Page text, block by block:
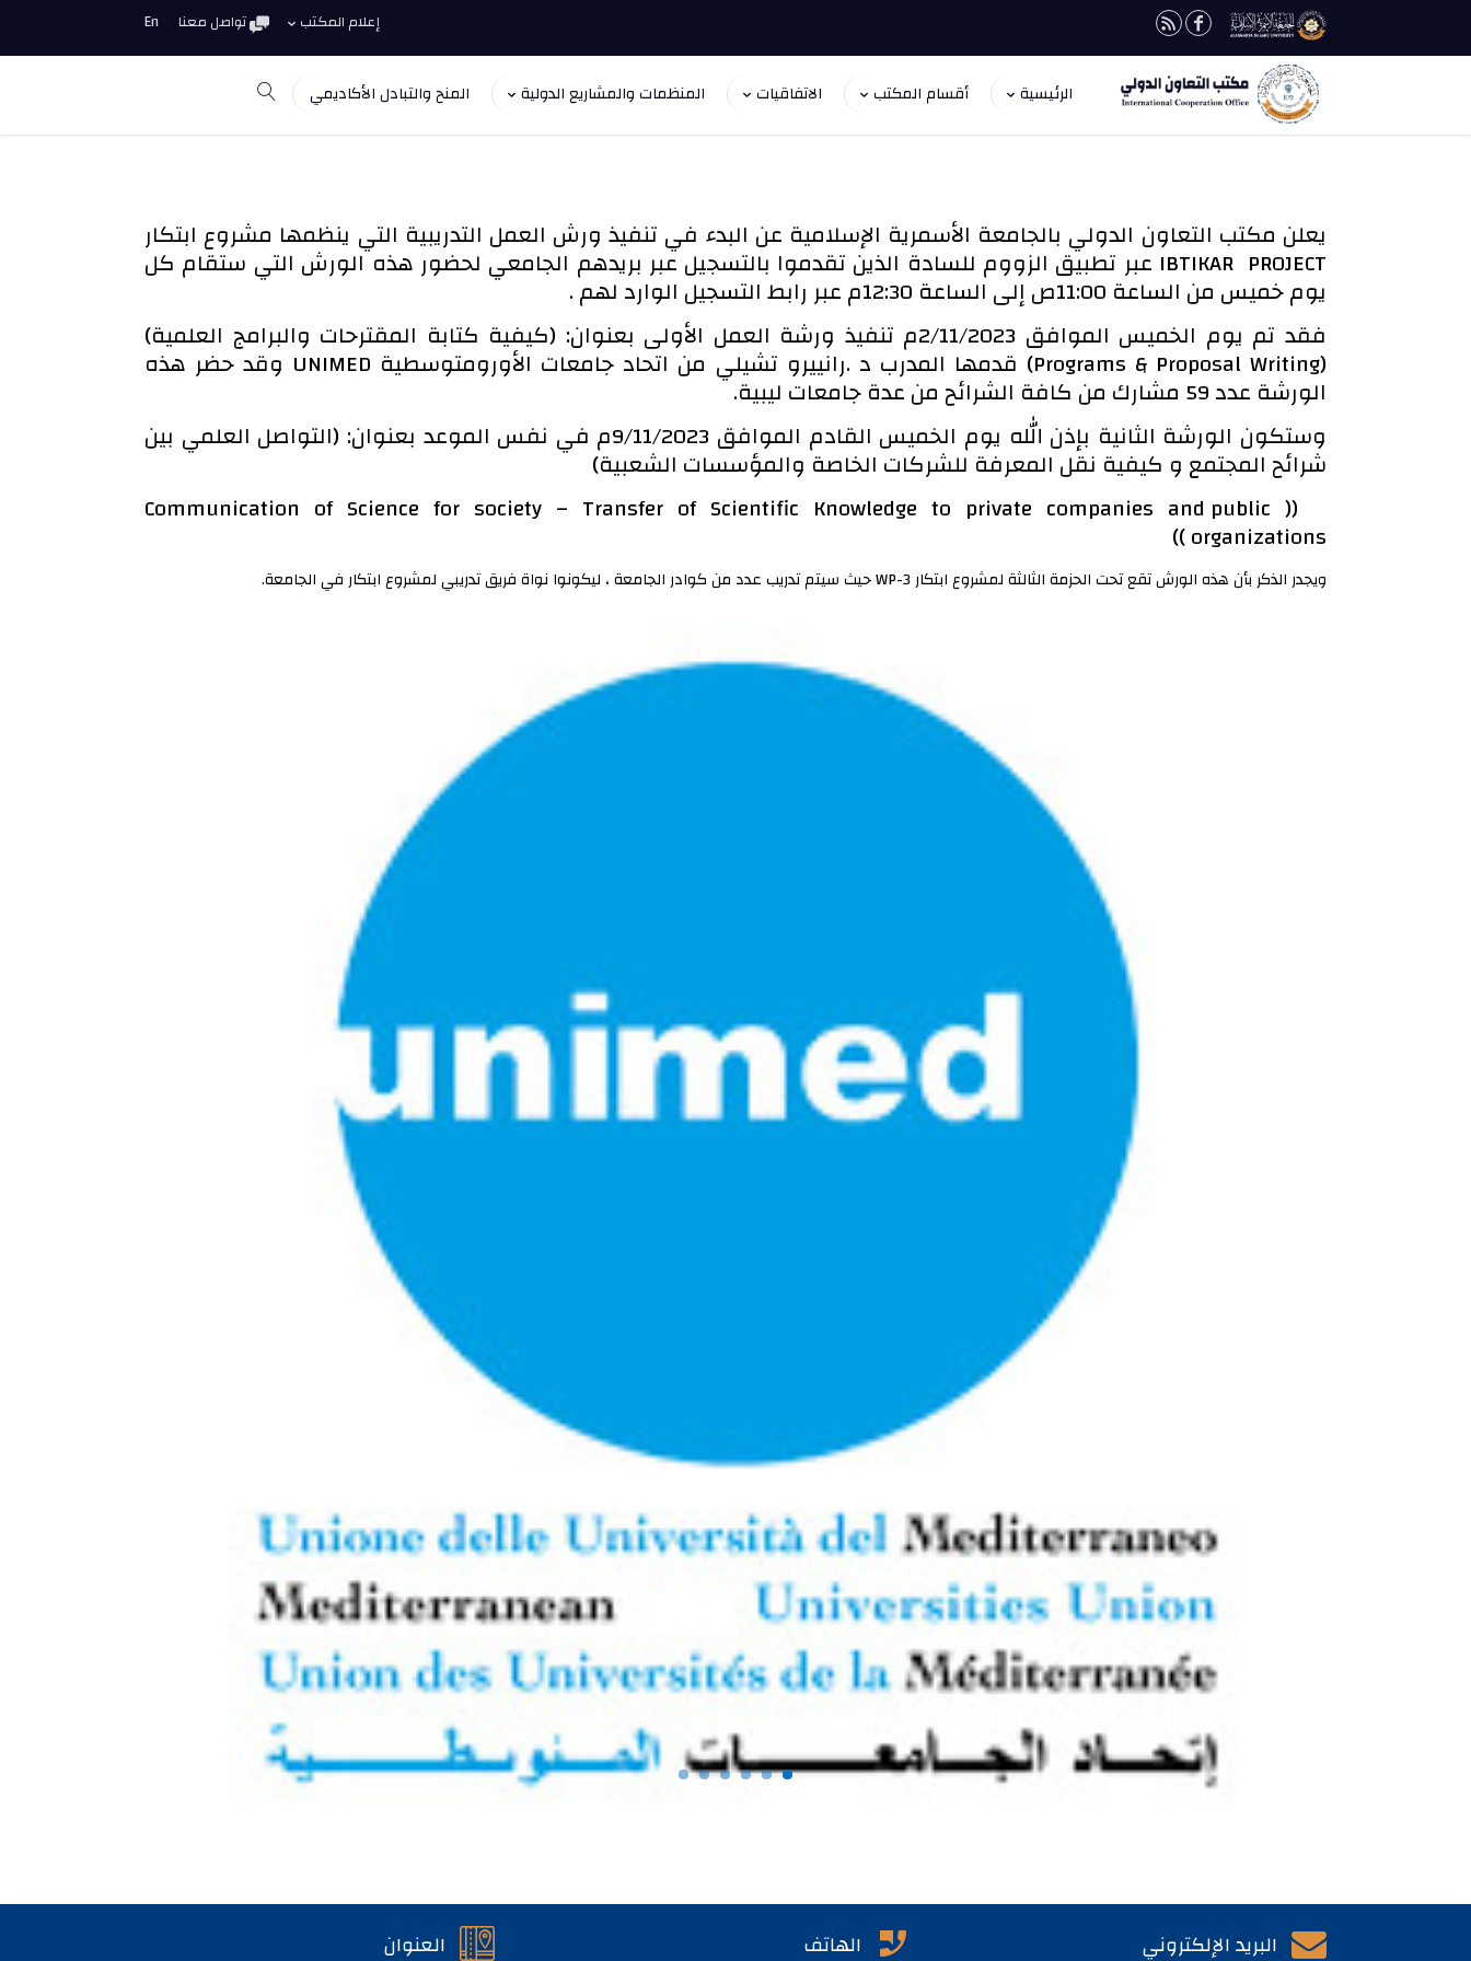
إعلام المكتب تواصل معنا En
الرئيسية أقسام المكتب الاتفاقيات المنظمات والمشاريع الدولية المنح والتبادل الأكاديمي
يعلن مكتب التعاون الدولي بالجامعة الأسمرية الإسلامية عن البدء في تنفيذ ورش العمل التدريبية التي ينظمها مشروع ابتكار
IBTIKAR PROJECT عبر تطبيق الزووم للسادة الذين تقدموا بالتسجيل عبر بريدهم الجامعي لحضور هذه الورش التي ستقام كل
يوم خميس من الساعة 11:00ص إلى الساعة 12:30م عبر رابط التسجيل الوارد لهم .
فقد تم يوم الخميس الموافق 2/11/2023م تنفيذ ورشة العمل الأولى بعنوان: (كيفية كتابة المقترحات والبرامج العلمية)
(Programs & Proposal Writing) قدمها المدرب د .رانييرو تشيلي من اتحاد جامعات الأورومتوسطية UNIMED وقد حضر هذه
الورشة عدد 59 مشارك من كافة الشرائح من عدة جامعات ليبية.
وستكون الورشة الثانية بإذن الله يوم الخميس القادم الموافق 9/11/2023م في نفس الموعد بعنوان: (التواصل العلمي بين
شرائح المجتمع و كيفية نقل المعرفة للشركات الخاصة والمؤسسات الشعبية)
(( Communication of Science for society – Transfer of Scientific Knowledge to private companies and public
organizations ))
ويجدر الذكر بأن هذه الورش تقع تحت الحزمة الثالثة لمشروع ابتكار WP-3 حيث سيتم تدريب عدد من كوادر الجامعة ، ليكونوا نواة فريق تدريبي لمشروع ابتكار في الجامعة.
 البريد الإلكتروني  الهاتف  العنوان